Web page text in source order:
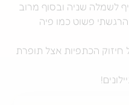
ובסוף מרוב
כמו פיה
אצל תופרת